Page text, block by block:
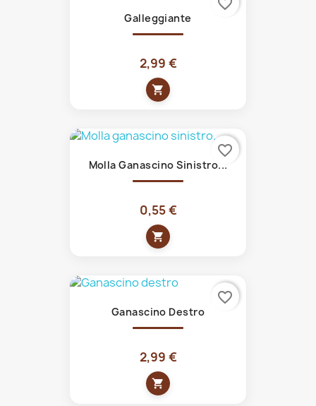
Galleggiante
2,99 €
shopping_cart
Molla Ganascino Sinistro...
0,55 €
shopping_cart
favorite_border
Ganascino Destro
2,99 €
shopping_cart
favorite_border